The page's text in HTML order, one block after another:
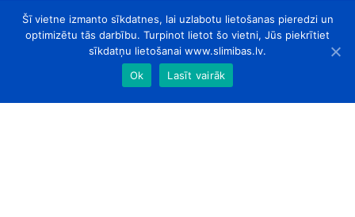
Šī vietne izmanto sīkdatnes, lai uzlabotu lietošanas pieredzi un
optimizētu tās darbību. Turpinot lietot šo vietni, Jūs piekrītiet
sīkdatņu lietošanai www.slimibas.lv.
Ok
Lasīt vairāk